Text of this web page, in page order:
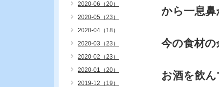
から一息
今の食材
お酒を飲
2020-06（20）
2020-05（23）
2020-04（18）
2020-03（23）
2020-02（23）
2020-01（20）
2019-12（19）